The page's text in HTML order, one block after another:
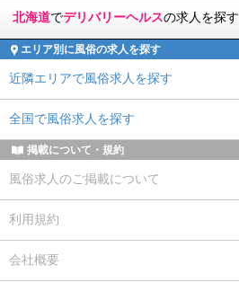
北海道でデリバリーヘルスの求人を探す
エリア別に風俗の求人を探す
近隣エリアで風俗求人を探す
全国で風俗求人を探す
掲載について・規約
風俗求人のご掲載について
利用規約
会社概要